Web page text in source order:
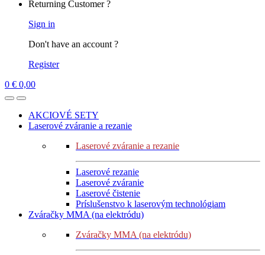
Returning Customer ?
Sign in
Don't have an account ?
Register
0 € 0,00
AKCIOVÉ SETY
Laserové zváranie a rezanie
Laserové zváranie a rezanie
Laserové rezanie
Laserové zváranie
Laserové čistenie
Príslušenstvo k laserovým technológiam
Zváračky MMA (na elektródu)
Zváračky MMA (na elektródu)